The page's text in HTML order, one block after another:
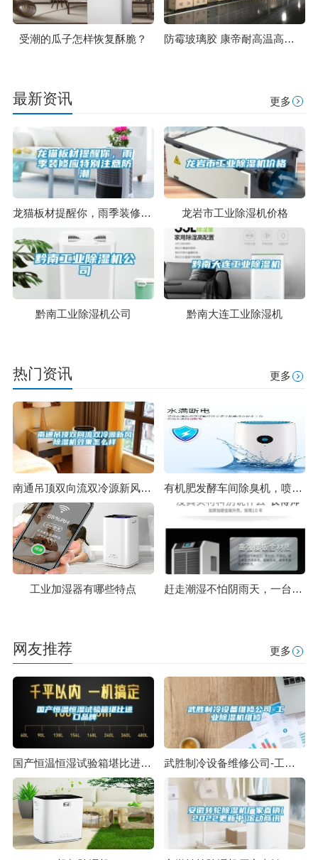
受潮的瓜子怎样恢复酥脆？ 防霉玻璃胶 康帝耐高温高湿 厨房防潮密封胶
最新资讯 更多
龙猫板材提醒你，雨季装修应特别注意防潮 龙岩市工业除湿机价格
黔南工业除湿机公司 黔南大连工业除湿机
热门资讯 更多
南通吊顶双向流双冷源新风除湿机效果怎么样 有机肥发酵车间除臭机，喷雾除臭更环保
工业加湿器有哪些特点 赶走潮湿不怕阴雨天，一台除湿机就能搞定
网友推荐 更多
国产恒温恒湿试验箱堪比进口品牌 武胜制冷设备维修公司-工业除湿机维修